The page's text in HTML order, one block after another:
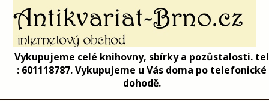
Vykupujeme celé knihovny, sbírky a pozůstalosti. tel
: 601118787. Vykupujeme u Vás doma po telefonické
dohodě.